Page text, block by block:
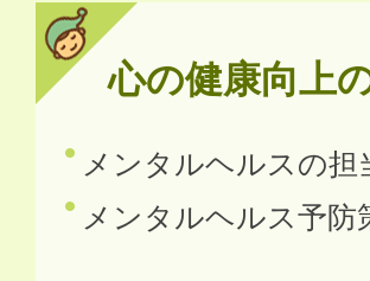
心の健康向上
メンタルヘルスの担
メンタルヘルス予防